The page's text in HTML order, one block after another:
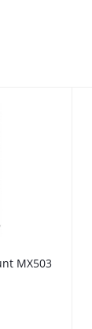
MX503